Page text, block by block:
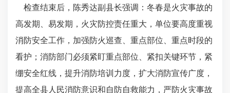
检查结束后，陈秀达副县长强调：冬春是火灾事故的
高发期、易发期，火灾防控责任重大，单位要高度重视
消防安全工作，加强防火巡查、重点部位、重点时段的
看护；消防部门必须紧盯重点部位、紧扣关键环节，紧
绷安全红线，提升消防培训力度，扩大消防宣传广度，
提高全县人民消防意识和自防自救能力，严防火灾事故